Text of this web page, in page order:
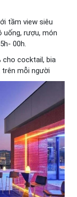
tầm view siêu
rượu, món
00h.
cho cocktail, bia
mỗi người